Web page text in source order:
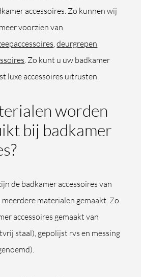
accessoires. Zo kunnen wij
voorzien van
,deurgrepen
. Zo kunt u uw badkamer
luxe accessoires uitrusten.
worden
bij badkamer
de badkamer accessoires van
materialen gemaakt. Zo
accessoires gemaakt van
staal), gepolijst rvs en messing